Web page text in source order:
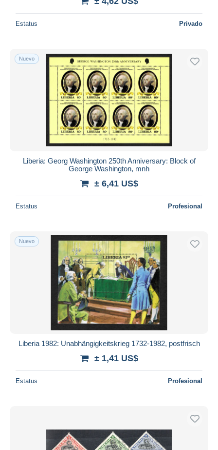
Estatus Privado
Nuevo
Liberia: Georg Washington 250th Anniversary: Block of
George Washington, mnh
± 6,41 US$
Estatus Profesional
Nuevo
Liberia 1982: Unabhängigkeitskrieg 1732-1982, postfrisch
± 1,41 US$
Estatus Profesional